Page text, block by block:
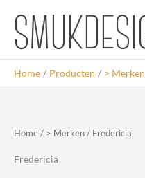
inhoud
Home Producten > Merken
Home / > Merken / Fredericia
Fredericia